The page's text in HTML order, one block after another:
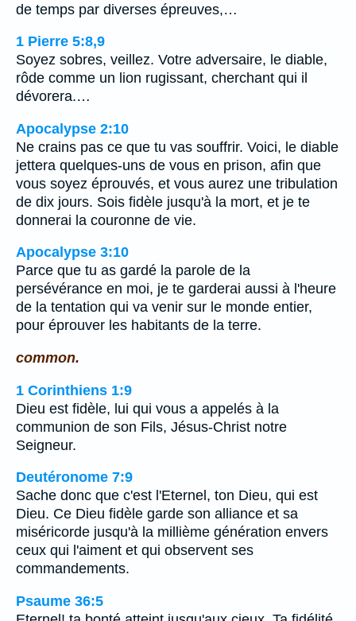
de temps par diverses épreuves,…
1 Pierre 5:8,9
Soyez sobres, veillez. Votre adversaire, le diable,
rôde comme un lion rugissant, cherchant qui il
dévorera.…
Apocalypse 2:10
Ne crains pas ce que tu vas souffrir. Voici, le diable
jettera quelques-uns de vous en prison, afin que
vous soyez éprouvés, et vous aurez une tribulation
de dix jours. Sois fidèle jusqu'à la mort, et je te
donnerai la couronne de vie.
Apocalypse 3:10
Parce que tu as gardé la parole de la
persévérance en moi, je te garderai aussi à l'heure
de la tentation qui va venir sur le monde entier,
pour éprouver les habitants de la terre.
common.
1 Corinthiens 1:9
Dieu est fidèle, lui qui vous a appelés à la
communion de son Fils, Jésus-Christ notre
Seigneur.
Deutéronome 7:9
Sache donc que c'est l'Eternel, ton Dieu, qui est
Dieu. Ce Dieu fidèle garde son alliance et sa
miséricorde jusqu'à la millième génération envers
ceux qui l'aiment et qui observent ses
commandements.
Psaume 36:5